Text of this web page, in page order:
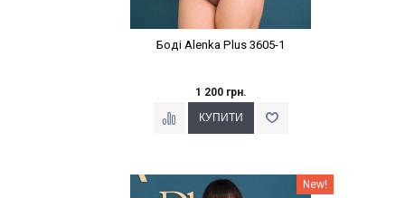
Боді Alenka Plus 3605-1
1 200 грн.
Наклейки Варіант з % New!